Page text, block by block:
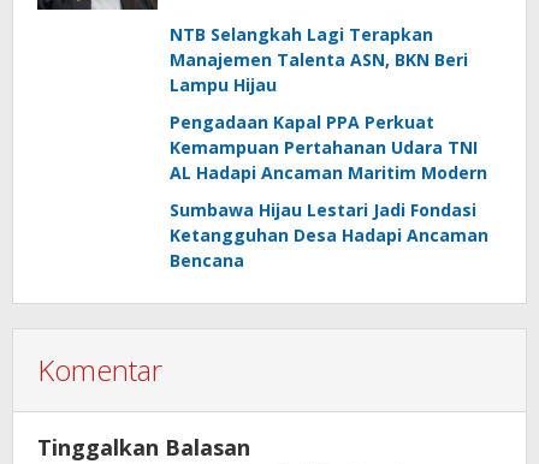
NTB Selangkah Lagi Terapkan
Manajemen Talenta ASN, BKN Beri
Lampu Hijau
Pengadaan Kapal PPA Perkuat
Kemampuan Pertahanan Udara TNI
AL Hadapi Ancaman Maritim Modern
Sumbawa Hijau Lestari Jadi Fondasi
Ketangguhan Desa Hadapi Ancaman
Bencana
Komentar
Tinggalkan Balasan